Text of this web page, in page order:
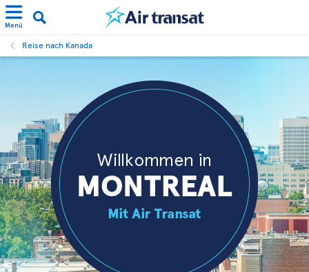
Menü
Reise nach Kanada